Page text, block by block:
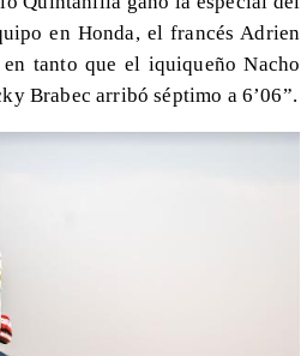
en Honda, el francés Adrien
tanto que el iquiqueño Nacho
Brabec arribó séptimo a 6’06”.